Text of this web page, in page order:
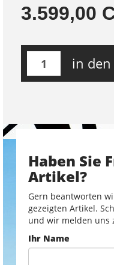
3.599,00
in
Haben Sie
Artikel?
Gern beantworten
gezeigten Artikel.
und wir melden uns
Ihr Name